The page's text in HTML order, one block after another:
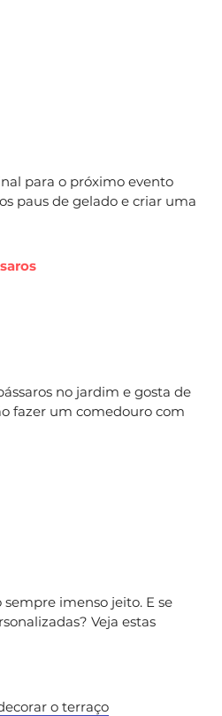
para o próximo evento
paus de gelado e criar uma
no jardim e gosta de
fazer um comedouro com
sempre imenso jeito. E se
Veja estas
o terraço